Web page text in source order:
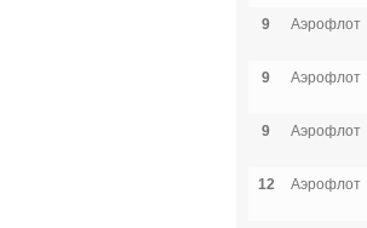
9 Аэрофлот
9 Аэрофлот
9 Аэрофлот
12 Аэрофлот